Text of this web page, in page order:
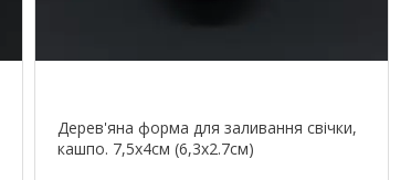
Дерев'яна форма для заливання свічки,
кашпо. 7,5х4см (6,3х2.7см)